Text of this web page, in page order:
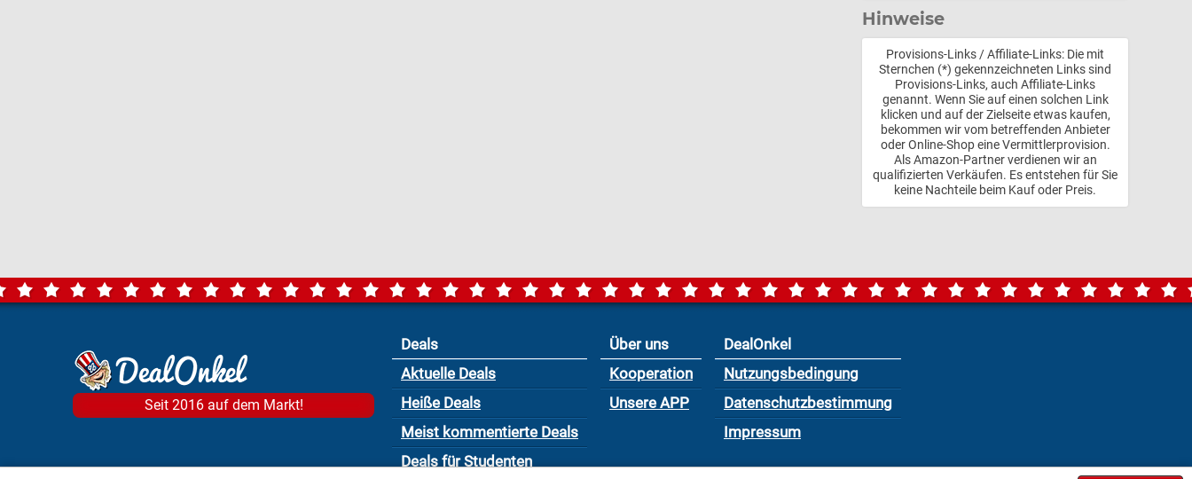
Hinweise
Provisions-Links / Affiliate-Links: Die mit
Sternchen (*) gekennzeichneten Links sind
Provisions-Links, auch Affiliate-Links
genannt. Wenn Sie auf einen solchen Link
klicken und auf der Zielseite etwas kaufen,
bekommen wir vom betreffenden Anbieter
oder Online-Shop eine Vermittlerprovision.
Als Amazon-Partner verdienen wir an
qualifizierten Verkäufen. Es entstehen für Sie
keine Nachteile beim Kauf oder Preis.
Seit 2016 auf dem Markt!
Deals
Aktuelle Deals
Heiße Deals
Meist kommentierte Deals
Deals für Studenten
Über uns
Kooperation
Unsere APP
DealOnkel
Nutzungsbedingung
Datenschutzbestimmung
Impressum